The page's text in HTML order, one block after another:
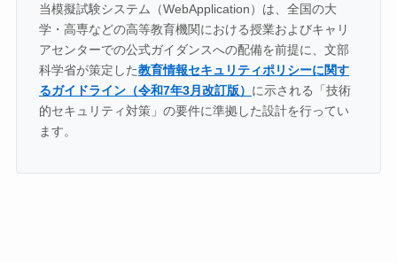
当模擬試験システム（WebApplication）は、全国の大
学・高専などの高等教育機関における授業およびキャリ
アセンターでの公式ガイダンスへの配備を前提に、文部
科学省が策定した教育情報セキュリティポリシーに関す
るガイドライン（令和7年3月改訂版） に示される「技術
的セキュリティ対策」の要件に準拠した設計を行ってい
ます。